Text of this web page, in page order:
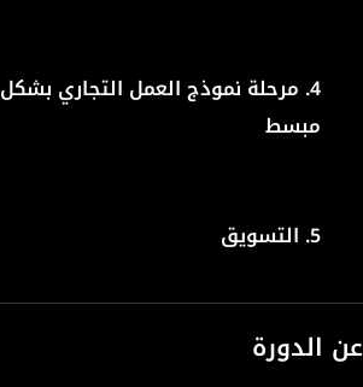
4. مرحلة نموذج العمل التجاري بشكل
مبسط
5. التسويق
عن الدورة